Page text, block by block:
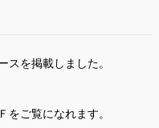
スを掲載しました。
をご覧になれます。